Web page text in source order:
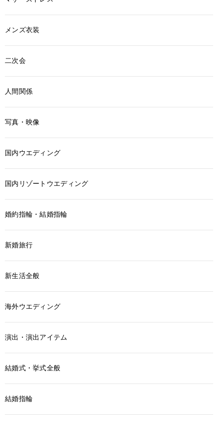
メンズ衣装
二次会
人間関係
写真・映像
国内ウエディング
国内リゾートウエディング
婚約指輪・結婚指輪
新婚旅行
新生活全般
海外ウエディング
演出・演出アイテム
結婚式・挙式全般
結婚指輪